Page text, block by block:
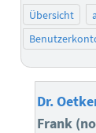
Übersicht
Dr.
Frank